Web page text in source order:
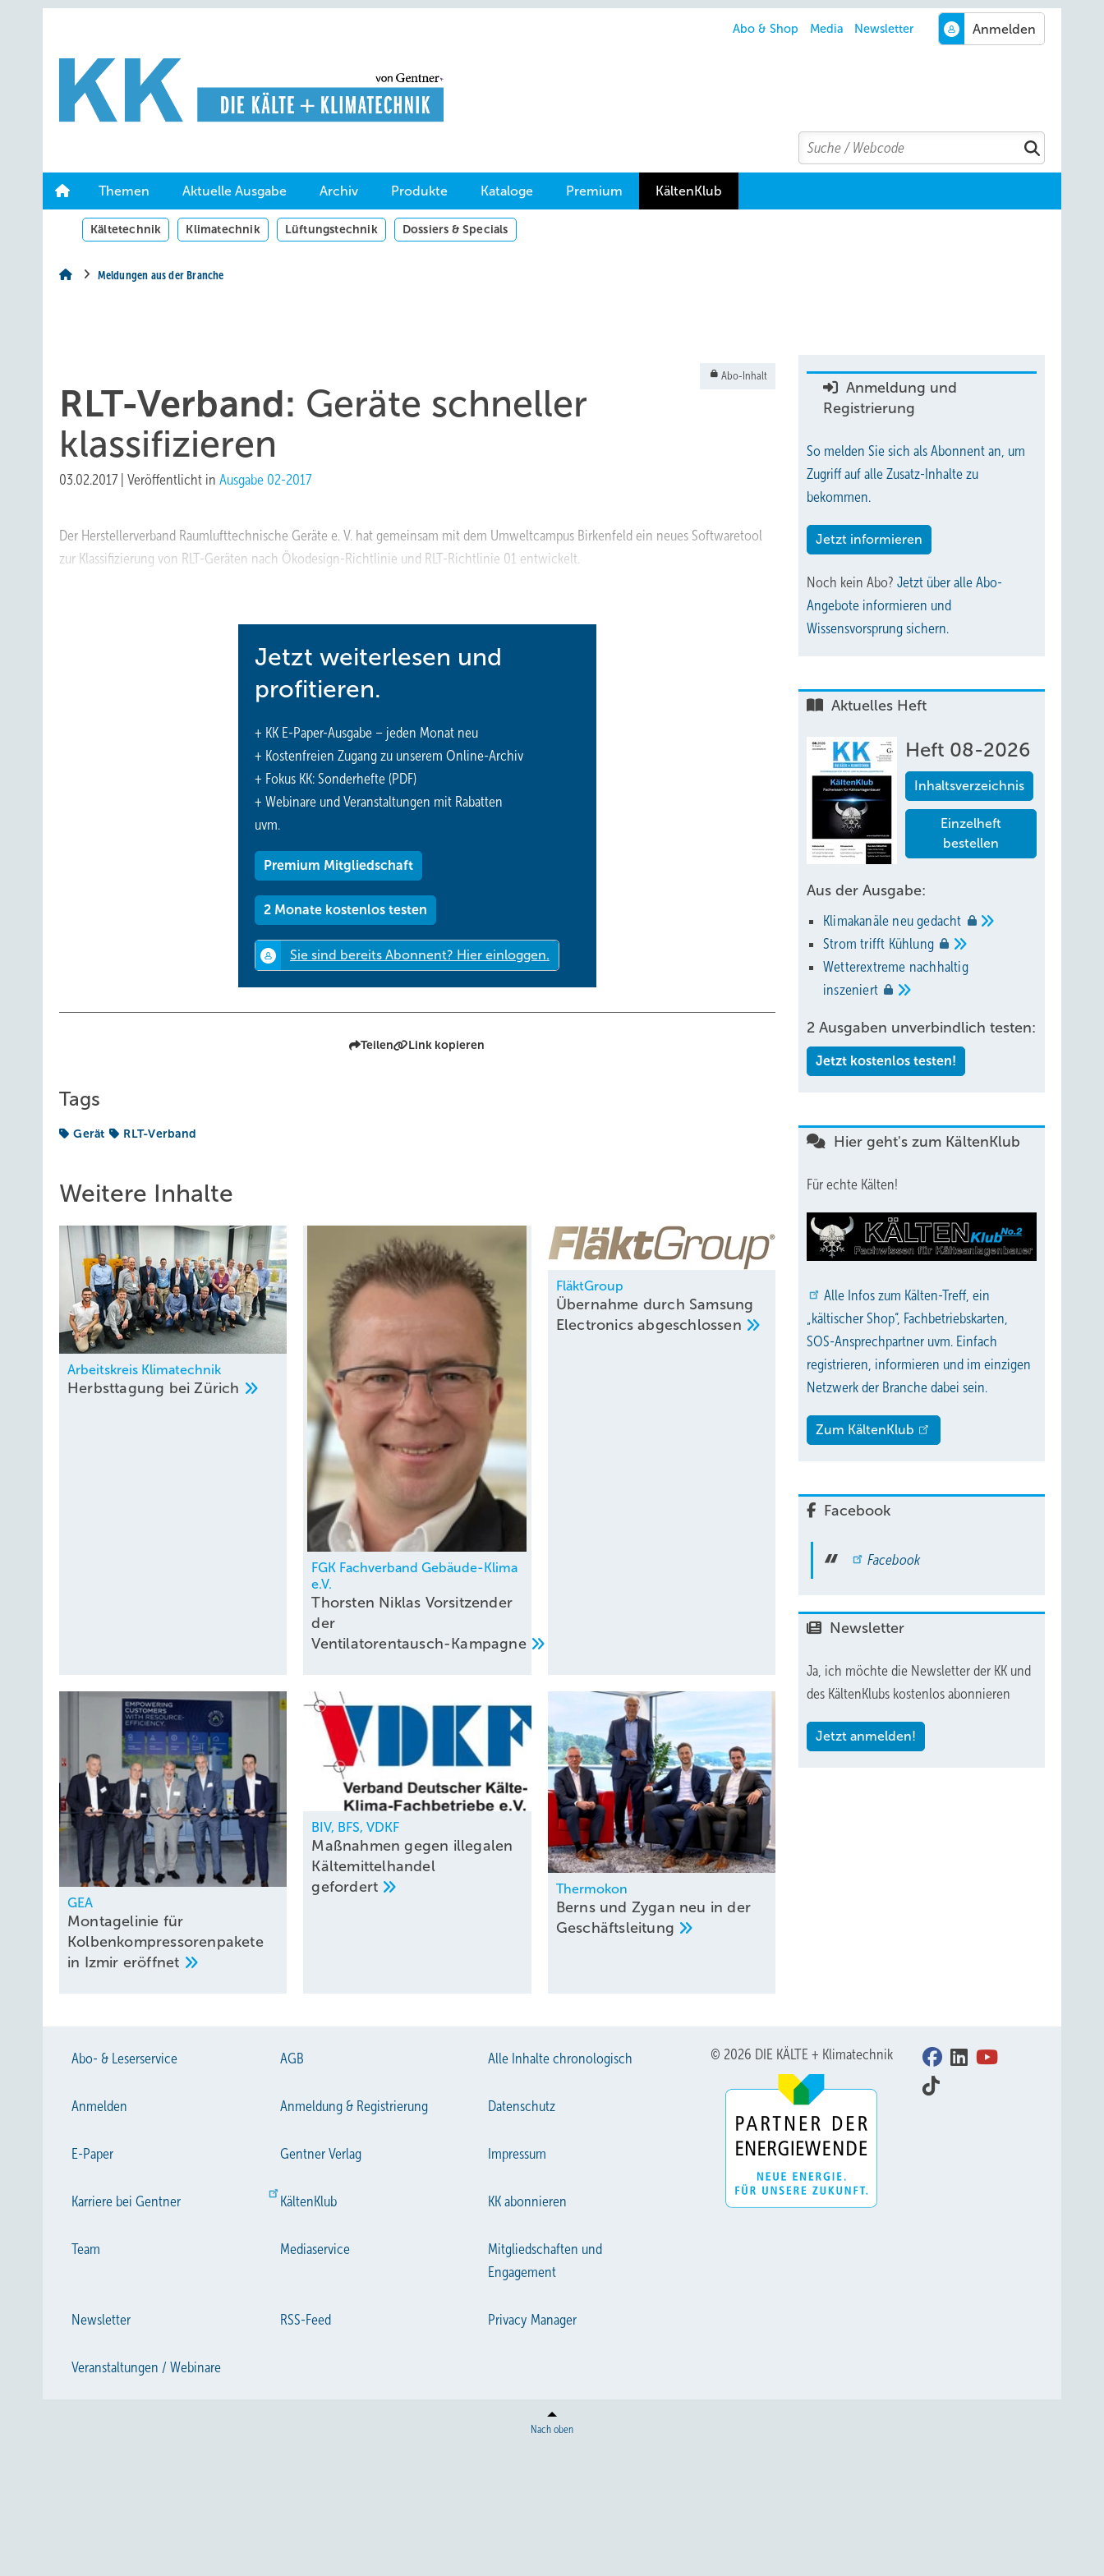
Hauptinhalt
Hauptmenü
Abo & Shop Media Newsletter
Search
Suchen
Themen Aktuelle Ausgabe Archiv Produkte Kataloge Premium KältenKlub
Kältetechnik Klimatechnik Lüftungstechnik Dossiers & Specials
Meldungen aus der Branche
Abo-Inhalt
RLT-Verband: Geräte schneller
klassifizieren
03.02.2017 Veröffentlicht in Ausgabe 02-2017
Der Herstellerverband Raumlufttechnische Geräte e. V. hat gemeinsam mit dem Umweltcampus Birkenfeld ein neues Softwaretool
zur Klassifizierung von RLT-Geräten nach Ökodesign-Richtlinie und RLT-Richtlinie 01 entwickelt.
Jetzt weiterlesen und
profitieren.
+ KK E-Paper-Ausgabe – jeden Monat neu
+ Kostenfreien Zugang zu unserem Online-Archiv
+ Fokus KK: Sonderhefte (PDF)
+ Webinare und Veranstaltungen mit Rabatten
uvm.
Premium Mitgliedschaft
2 Monate kostenlos testen
Teilen Link kopieren
Tags
Gerät RLT-Verband
Weitere Inhalte
Arbeitskreis Klimatechnik
Herbsttagung beiZürich
FGK Fachverband Gebäude-Klima
e.V.
Thorsten Niklas Vorsitzender
der
Ventilatorentausch-Kampagne
FläktGroup
Übernahme durch Samsung
Electronicsabgeschlossen
GEA
Montagelinie für
Kolbenkompressorenpakete
in Izmir eröffnet
BIV, BFS, VDKF
Maßnahmen gegen illegalen
Kältemittelhandel
gefordert
Thermokon
Berns und Zygan neu in der
Geschäftsleitung
Anmeldung und
Registrierung
So melden Sie sich als Abonnent an, um
Zugriff auf alle Zusatz-Inhalte zu
bekommen.
Jetzt informieren
Noch kein Abo? Jetzt über alle Abo-
Angebote informieren und
Wissensvorsprung sichern.
Aktuelles Heft
Heft 08-2026
Inhaltsverzeichnis
Einzelheft
bestellen
Aus der Ausgabe:
Klimakanäle neugedacht
Strom trifft Kühlung
Wetterextreme nachhaltig
inszeniert
2 Ausgaben unverbindlich testen:
Jetzt kostenlos testen!
Hier geht's zum KältenKlub
Für echte Kälten!
Alle Infos zum Kälten-Treff, ein
„kältischer Shop“, Fachbetriebskarten,
SOS-Ansprechpartner uvm. Einfach
registrieren, informieren und im einzigen
Netzwerk der Branche dabei sein.
Zum KältenKlub
Facebook
Facebook
Newsletter
Ja, ich möchte die Newsletter der KK und
des KältenKlubs kostenlos abonnieren
Jetzt anmelden!
Abo- & Leserservice AGB Alle Inhalte chronologisch
Anmelden Anmeldung & Registrierung Datenschutz
E-Paper Gentner Verlag Impressum
Karriere bei Gentner KältenKlub KK abonnieren
Team Mediaservice
Mitgliedschaften und
Engagement
Newsletter RSS-Feed Privacy Manager
Veranstaltungen / Webinare
© 2026 DIE KÄLTE + Klimatechnik
Nach oben